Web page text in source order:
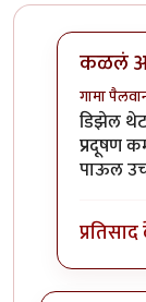
कळलं
गामा
In
डिझेल थेट
प्रदूषण
पाऊल